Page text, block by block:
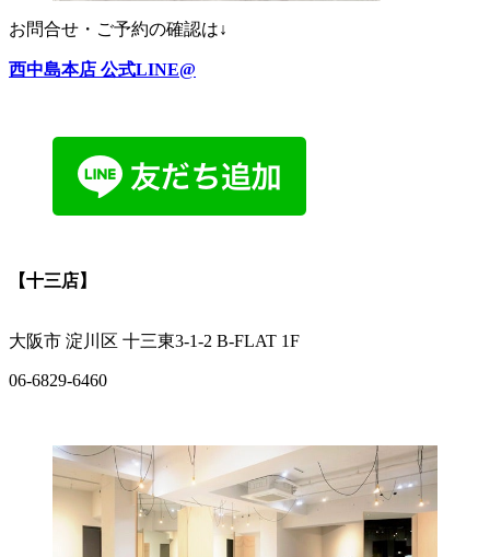
お問合せ・ご予約の確認は↓
西中島本店 公式LINE@
【十三店】
大阪市 淀川区 十三東3-1-2 B-FLAT 1F
06-6829-6460